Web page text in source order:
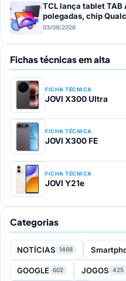
TCL lança tablet TAB
polegadas, chip
03/08/2026
Fichas técnicas em alta
FICHA TÉCNICA
JOVI X300 Ultra
FICHA TÉCNICA
JOVI X300 FE
FICHA TÉCNICA
JOVI Y21e
Categorias
NOTÍCIAS 1468
GOOGLE 602 JOGOS 425